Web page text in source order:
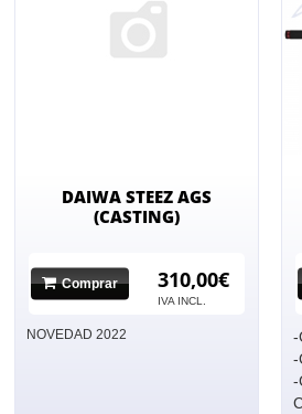
No hay imagen
DAIWA STEEZ AGS
(CASTING)
Comprar 310,00€
IVA INCL.
NOVEDAD 2022
-
-
-